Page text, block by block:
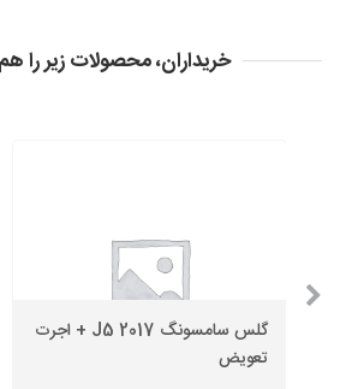
خریداران، محصولات زیر را
گلس سامسونگ J5 2017 + اجرت
تعویض